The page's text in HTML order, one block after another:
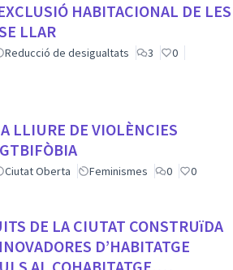
HABITACIONAL DE LES
LLAR
Reducció de desigualtats 3
0
LLIURE DE VIOLÈNCIES
Ciutat Oberta Feminismes 0 0
DE LA CIUTAT CONSTRUïDA
D’HABITATGE